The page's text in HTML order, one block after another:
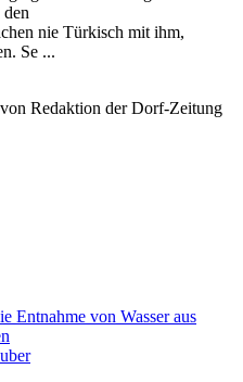
nie Türkisch mit ihm,
Se ...
Redaktion der Dorf-Zeitung
Entnahme von Wasser aus